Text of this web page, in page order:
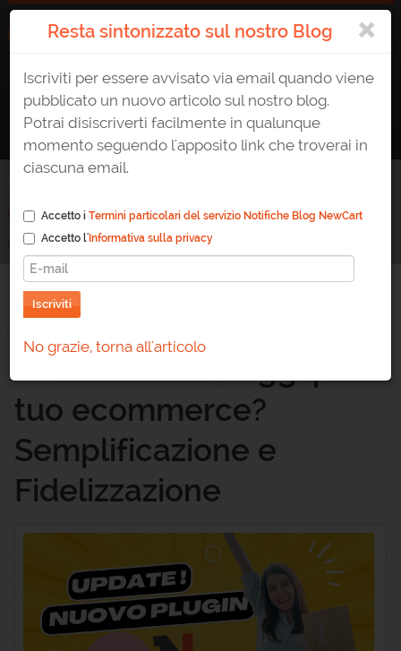
ATTIVA UN E-SHOP 0823 1765307 AREA CLIENTE
Klarna sbarca su NewCart. i vantaggi per il tuo ecommerce? Semplificazione
e Fidelizzazione
Klarna sbarca su
tuo ecommerce?
Semplificazione e
Fidelizzazione
×
Resta sintonizzato sul nostro Blog
Iscriviti per essere avvisato via email quando viene
pubblicato un nuovo articolo sul nostro blog.
Potrai disiscriverti facilmente in qualunque
momento seguendo l'apposito link che troverai in
ciascuna email.
Accetto i Termini particolari del servizio Notifiche Blog NewCart
Accetto l' Informativa sulla privacy
Iscriviti
No grazie, torna all'articolo